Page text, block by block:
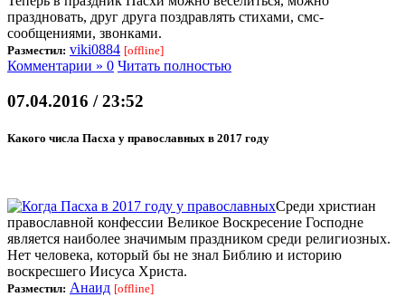
праздновать, друг друга поздравлять стихами, смс-
сообщениями, звонками.
Разместил: viki0884 [offline]
Комментарии » 0 Читать полностью
07.04.2016 / 23:52
Какого числа Пасха у православных в 2017 году
Среди христиан
православной конфессии Великое Воскресение Господне
является наиболее значимым праздником среди религиозных.
Нет человека, который бы не знал Библию и историю
воскресшего Иисуса Христа.
Разместил: Анаид [offline]